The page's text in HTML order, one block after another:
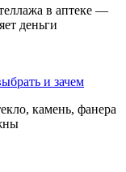
в аптеке —
деньги
и зачем
камень, фанера